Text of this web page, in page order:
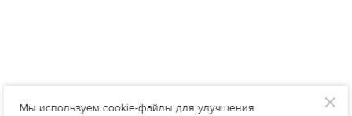
Мы используем cookie-файлы для улучшения